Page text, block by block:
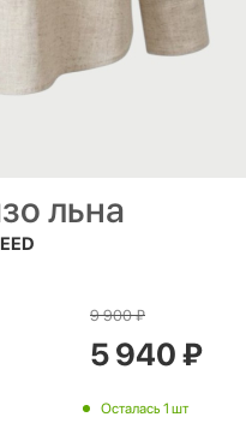
льна
9 900₽
5 940₽
Осталась 1 шт